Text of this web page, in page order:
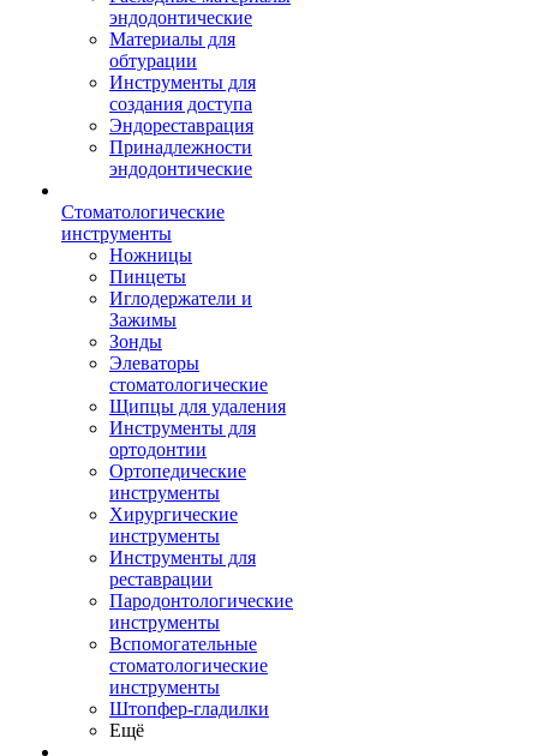
эндодонтические
Материалы для
обтурации
Инструменты для
создания доступа
Эндореставрация
Принадлежности
эндодонтические
Стоматологические
инструменты
Ножницы
Пинцеты
Иглодержатели и
Зажимы
Зонды
Элеваторы
стоматологические
Щипцы для удаления
Инструменты для
ортодонтии
Ортопедические
инструменты
Хирургические
инструменты
Инструменты для
реставрации
Пародонтологические
инструменты
Вспомогательные
стоматологические
инструменты
Штопфер-гладилки
Ещё